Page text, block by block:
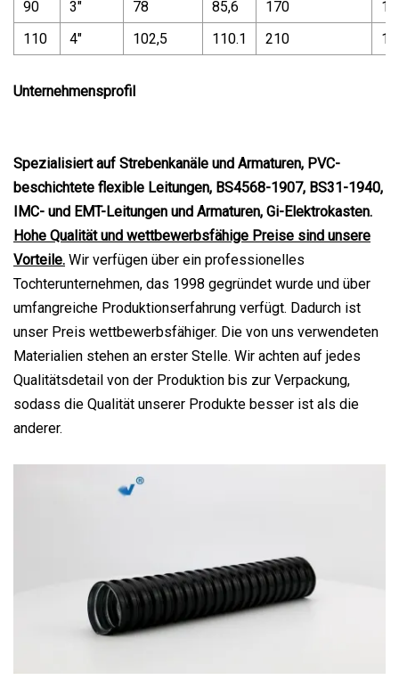
90 3" 78 85,6 170
10
110
4" 102,5 110.1 210 10
Unternehmensprofil
Spezialisiert auf Strebenkanäle und Armaturen, PVC-
beschichtete flexible Leitungen, BS4568-1907, BS31-1940,
IMC- und EMT-Leitungen und Armaturen, Gi-Elektrokasten.
Hohe Qualität und wettbewerbsfähige Preise sind unsere
Vorteile. Wir verfügen über ein professionelles
Tochterunternehmen, das 1998 gegründet wurde und über
umfangreiche Produktionserfahrung verfügt. Dadurch ist
unser Preis wettbewerbsfähiger. Die von uns verwendeten
Materialien stehen an erster Stelle. Wir achten auf jedes
Qualitätsdetail von der Produktion bis zur Verpackung,
sodass die Qualität unserer Produkte besser ist als die
anderer.